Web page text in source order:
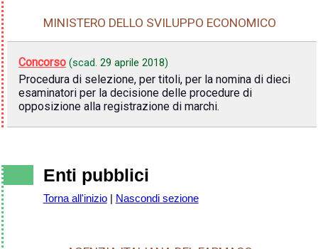
MINISTERO DELLO SVILUPPO ECONOMICO
Concorso (scad. 29 aprile 2018)
Procedura di selezione, per titoli, per la nomina di dieci
esaminatori per la decisione delle procedure di
opposizione alla registrazione di marchi.
Enti pubblici
Torna all'inizio| Nascondi sezione